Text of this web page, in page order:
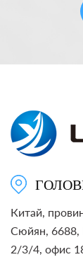
Китай,
Сюйян, 6688,
2/3/4, офис